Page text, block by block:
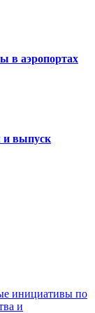
в аэропортах
и выпуск
инициативы по
и